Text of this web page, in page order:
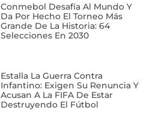
Conmebol Desafía Al Mundo Y
Da Por Hecho El Torneo Más
Grande De La Historia: 64
Selecciones En 2030
Estalla La Guerra Contra
Infantino: Exigen Su Renuncia Y
Acusan A La FIFA De Estar
Destruyendo El Fútbol